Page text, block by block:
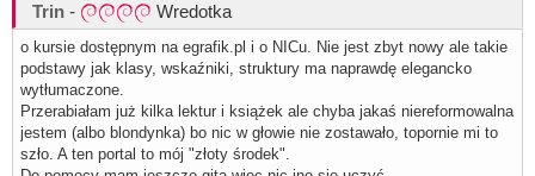
Trin - Wredotka
o kursie dostępnym na egrafik.pl i o NICu. Nie jest zbyt nowy ale takie
podstawy jak klasy, wskaźniki, struktury ma naprawdę elegancko
wytłumaczone.
Przerabiałam już kilka lektur i książek ale chyba jakaś niereformowalna
jestem (albo blondynka) bo nic w głowie nie zostawało, topornie mi to
szło. A ten portal to mój "złoty środek".